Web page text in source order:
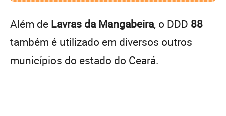
Além de Lavras da Mangabeira, o DDD 88
também é utilizado em diversos outros
municípios do estado do Ceará.